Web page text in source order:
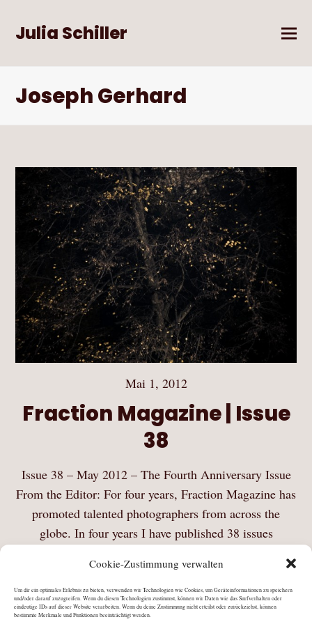
Cookie-Zustimmung verwalten
Um dir ein optimales Erlebnis zu bieten, verwenden wir Technologien wie Cookies, um Geräteinformationen zu speichern
und/oder darauf zuzugreifen. Wenn du diesen Technologien zustimmst, können wir Daten wie das Surfverhalten oder
eindeutige IDs auf dieser Website verarbeiten. Wenn du deine Zustimmung nicht erteilst oder zurückziehst, können
bestimmte Merkmale und Funktionen beeinträchtigt werden.
Julia Schiller
Joseph Gerhard
Mai 1, 2012
Fraction Magazine | Issue
38
Issue 38 – May 2012 – The Fourth Anniversary Issue
From the Editor: For four years, Fraction Magazine has
promoted talented photographers from across the
globe. In four years I have published 38 issues